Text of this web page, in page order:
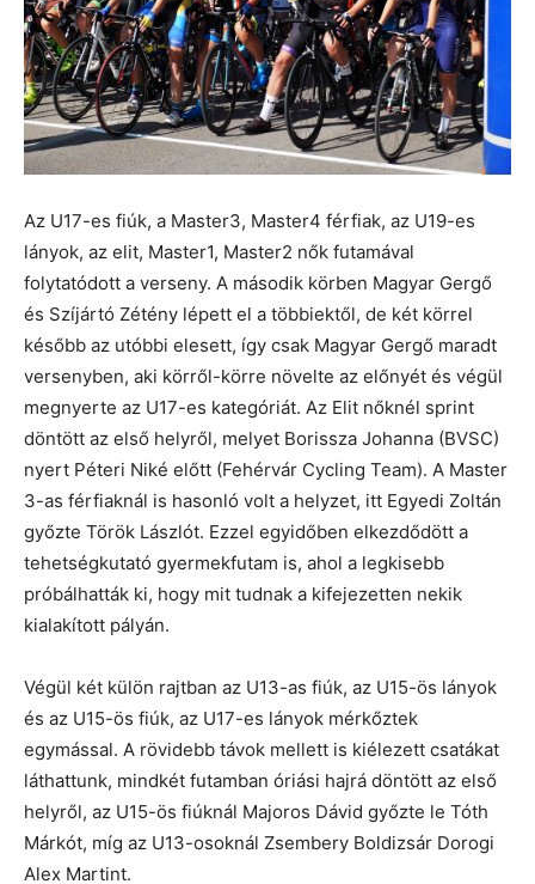
Az U17-es fiúk, a Master3, Master4 férfiak, az U19-es
lányok, az elit, Master1, Master2 nők futamával
folytatódott a verseny. A második körben Magyar Gergő
és Szíjártó Zétény lépett el a többiektől, de két körrel
később az utóbbi elesett, így csak Magyar Gergő maradt
versenyben, aki körről-körre növelte az előnyét és végül
megnyerte az U17-es kategóriát. Az Elit nőknél sprint
döntött az első helyről, melyet Borissza Johanna (BVSC)
nyert Péteri Niké előtt (Fehérvár Cycling Team). A Master
3-as férfiaknál is hasonló volt a helyzet, itt Egyedi Zoltán
győzte Török Lászlót. Ezzel egyidőben elkezdődött a
tehetségkutató gyermekfutam is, ahol a legkisebb
próbálhatták ki, hogy mit tudnak a kifejezetten nekik
kialakított pályán.
Végül két külön rajtban az U13-as fiúk, az U15-ös lányok
és az U15-ös fiúk, az U17-es lányok mérkőztek
egymással. A rövidebb távok mellett is kiélezett csatákat
láthattunk, mindkét futamban óriási hajrá döntött az első
helyről, az U15-ös fiúknál Majoros Dávid győzte le Tóth
Márkót, míg az U13-osoknál Zsembery Boldizsár Dorogi
Alex Martint.